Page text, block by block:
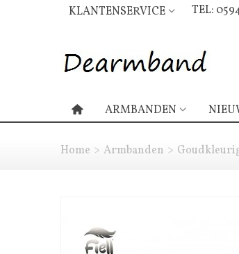
KLANTENSERVICE TEL:
ARMBANDEN
Home > Armbanden >